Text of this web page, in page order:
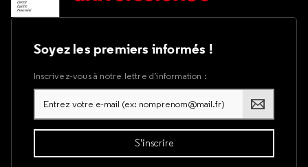
Soyez les premiers informés !
Inscrivez-vous à notre lettre d’information :